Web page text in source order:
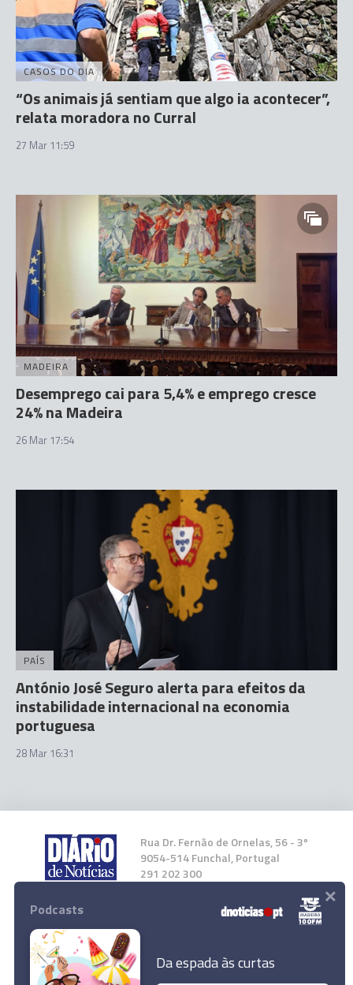
CASOS DO DIA
“Os animais já sentiam que algo ia acontecer”,
relata moradora no Curral
27 Mar 11:59
MADEIRA
Desemprego cai para 5,4% e emprego cresce
24% na Madeira
26 Mar 17:54
PAÍS
António José Seguro alerta para efeitos da
instabilidade internacional na economia
portuguesa
28 Mar 16:31
Rua Dr. Fernão de Ornelas, 56 - 3º
9054-514 Funchal, Portugal
291 202 300
Instale a nossa App
Podcasts
Da espada às curtas
×